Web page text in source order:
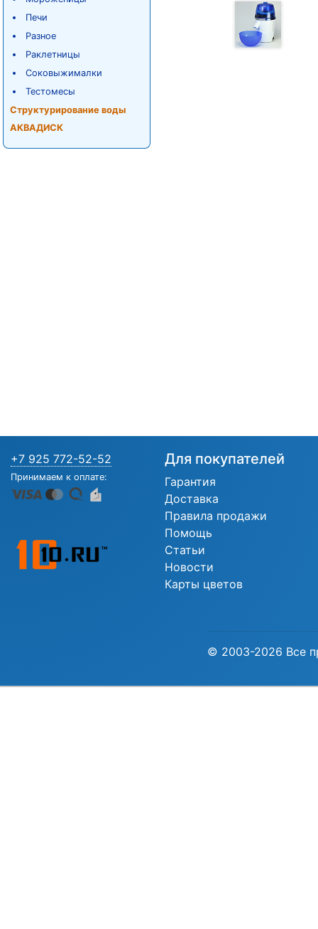
Печи
Разное
Раклетницы
Соковыжималки
Тестомесы
Структурирование воды
АКВАДИСК
+7 925 772-52-52
Принимаем к оплате:
Для покупателей
Гарантия
Доставка
Правила продажи
Помощь
Статьи
Новости
Карты цветов
© 2003-2026 Все